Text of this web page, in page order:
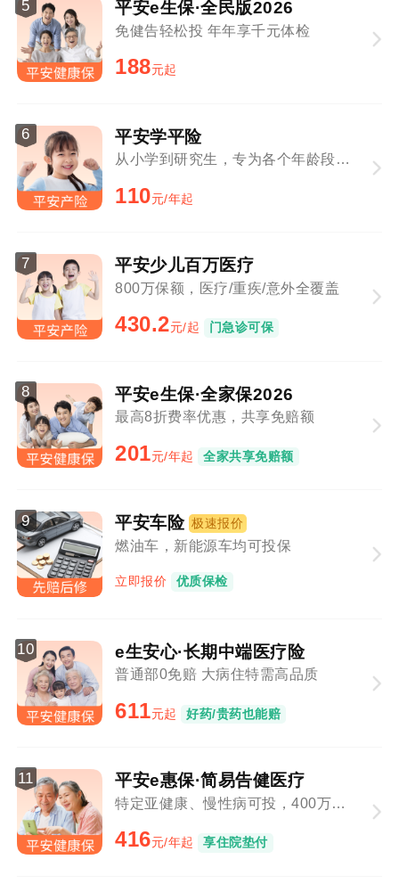
5 平安e生保·全民版2026
免健告轻松投 年年享千元体检
188元起
6 平安学平险
从小学到研究生，专为各个年龄段学生定制
110元/年起
7 平安少儿百万医疗
800万保额，医疗/重疾/意外全覆盖
430.2元/起 门急诊可保
8 平安e生保·全家保2026
最高8折费率优惠，共享免赔额
201元/年起 全家共享免赔额
9 平安车险 极速报价
燃油车，新能源车均可投保
立即报价 优质保检
10 e生安心·长期中端医疗险
普通部0免赔 大病住特需高品质
611元起 好药/贵药也能赔
11 平安e惠保·简易告健医疗
特定亚健康、慢性病可投，400万保障总额
416元/年起 享住院垫付